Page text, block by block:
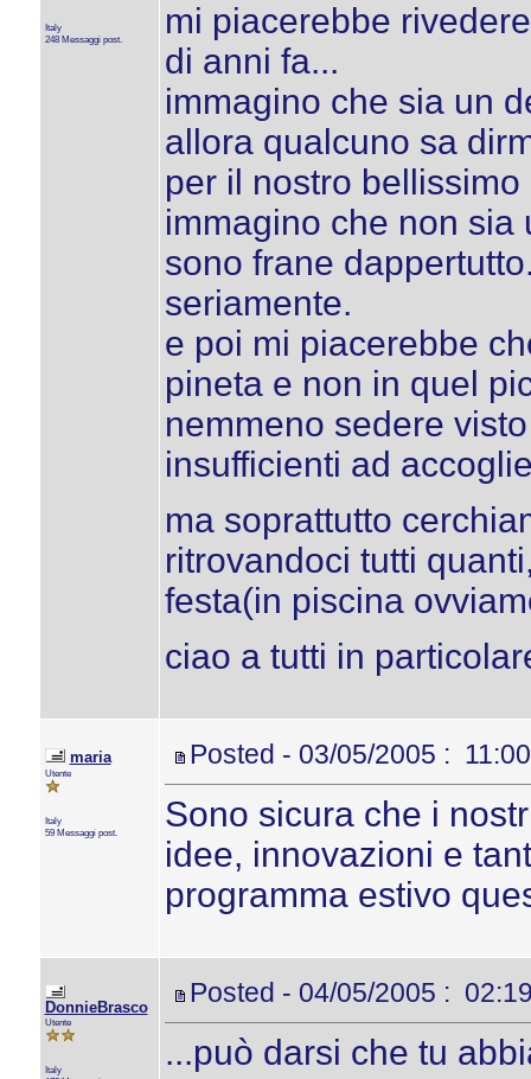
Italy
248 Messaggi post.
mi piacerebbe
di anni fa...
immagino che sia un
allora qualcuno sa
per il nostro
immagino che non sia
sono frane
seriamente.
e poi mi piacerebbe
pineta e non in quel
nemmeno sedere
insufficienti ad
ma soprattutto
ritrovandoci tutti
festa(in piscina
ciao a tutti in
maria
Utente
Italy
59 Messaggi post.
Posted - 03/05/2005 :
Sono sicura che i
idee, innovazioni e
programma estivo
DonnieBrasco
Utente
Italy
Posted - 04/05/2005 :
...può darsi che tu